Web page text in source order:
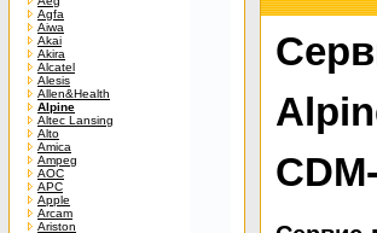
Agfa
Aiwa
Akai
Akira
Alcatel
Alesis
Allen&Health
Alpine
Altec Lansing
Alto
Amica
Ampeg
AOC
APC
Apple
Arcam
Ariston